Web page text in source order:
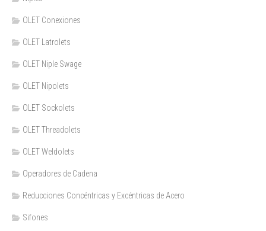
OLET Conexiones
OLET Latrolets
OLET Niple Swage
OLET Nipolets
OLET Sockolets
OLET Threadolets
OLET Weldolets
Operadores de Cadena
Reducciones Concéntricas y Excéntricas de Acero
Sifones